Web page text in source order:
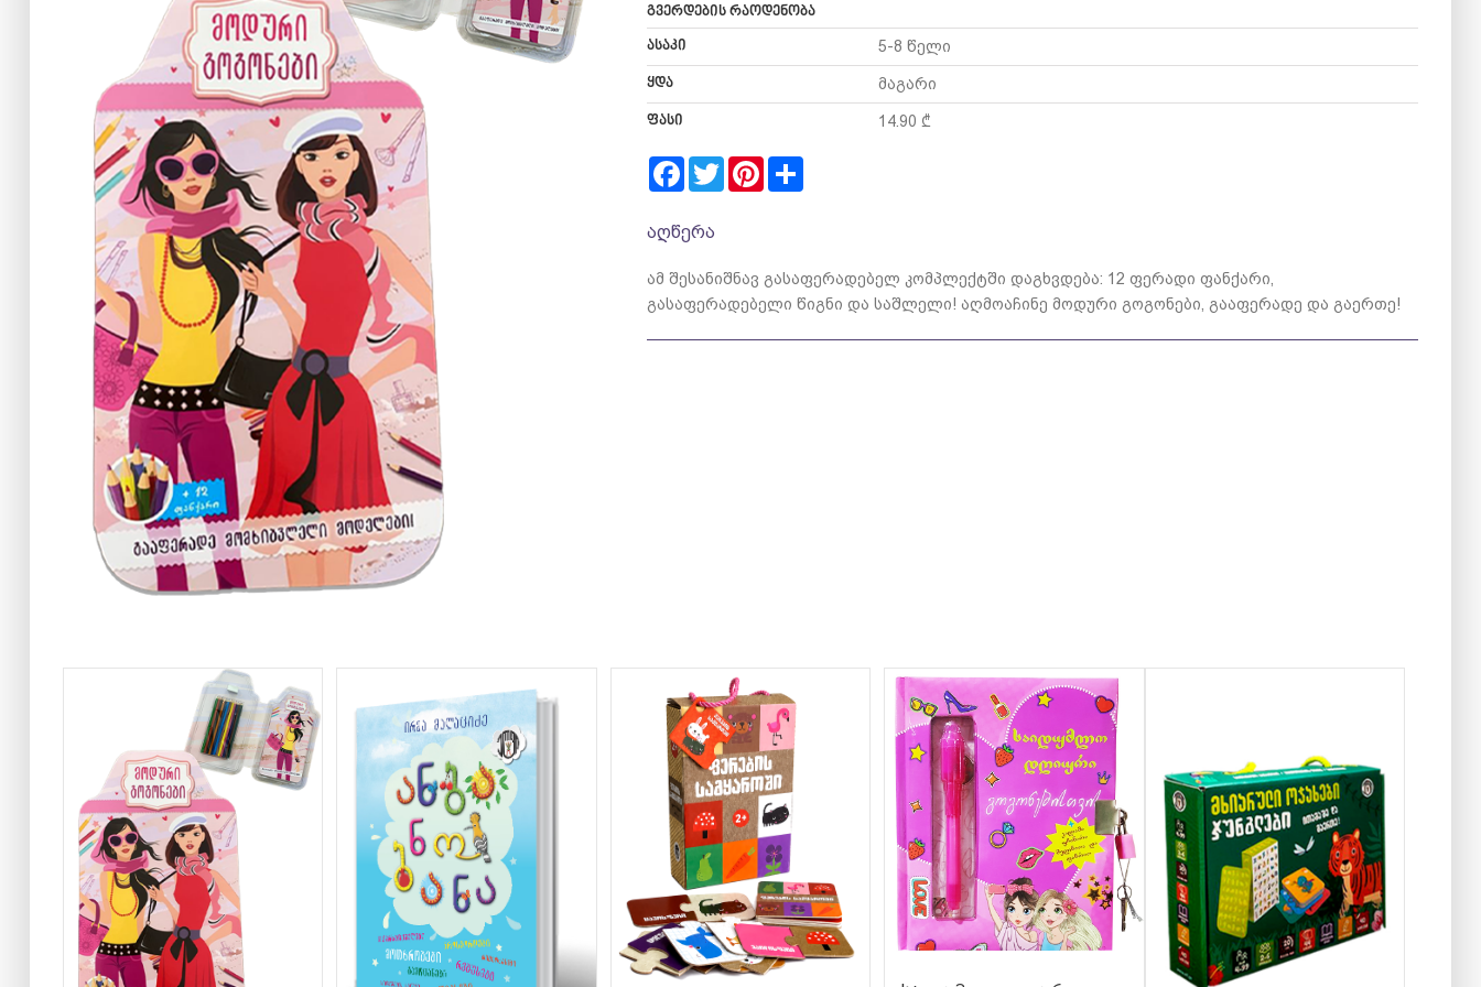
გვერდების რაოდენობა
ასაკი
5-8 წელი
ყდა მაგარი
ფასი 14.90 ₾
Facebook
TwitterPinterest
აღწერა
ამ შესანიშნავ გასაფერადებელ კომპლექტში დაგხვდება: 12 ფერადი ფანქარი,
გასაფერადებელი წიგნი და საშლელი! აღმოაჩინე მოდური გოგონები, გააფერადე და გაერთე!